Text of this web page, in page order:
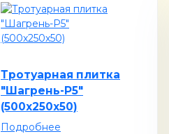
Тротуарная плитка
"Шагрень-Р5"
(500х250х50)
Подробнее